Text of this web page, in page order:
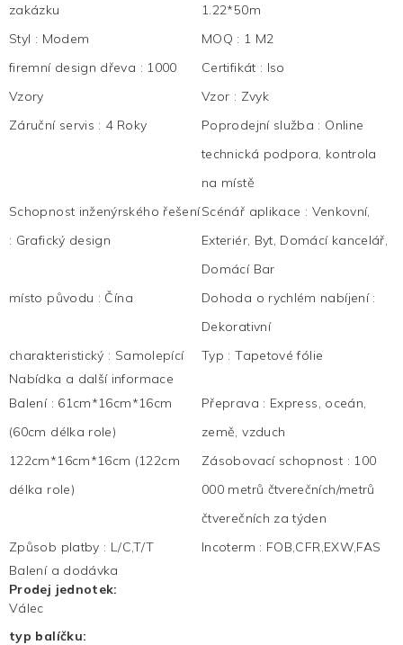
zakázku
1.22*50m
Styl : Modem MOQ : 1 M2
firemní design dřeva : 1000
Vzory
Certifikát : Iso
Vzor : Zvyk
Záruční servis : 4 Roky Poprodejní služba : Online
technická podpora, kontrola
na místě
Schopnost inženýrského řešení
: Grafický design
Scénář aplikace : Venkovní,
Exteriér, Byt, Domácí kancelář,
Domácí Bar
místo původu : Čína Dohoda o rychlém nabíjení :
Dekorativní
charakteristický : Samolepící Typ :Tapetové fólie
Nabídka a další informace
Balení : 61cm*16cm*16cm
(60cm délka role)
122cm*16cm*16cm (122cm
délka role)
Přeprava : Express, oceán,
země, vzduch
Zásobovací schopnost : 100
000 metrů čtverečních/metrů
čtverečních za týden
Způsob platby : L/C,T/T Incoterm : FOB,CFR,EXW,FAS
Balení a dodávka
Prodej jednotek:
Válec
typ balíčku: